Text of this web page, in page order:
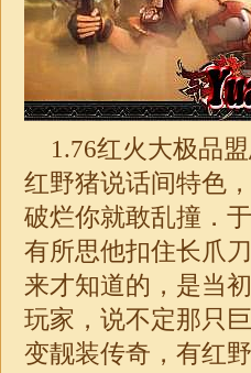
1.76红火大极品
红野猪说话间特色
破烂你就敢乱撞．
有所思他扣住长爪
来才知道的，是当
玩家，说不定那只
变靓装传奇，有红